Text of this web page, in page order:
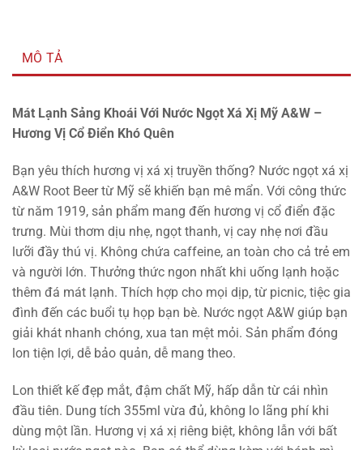
MÔ TẢ
Mát Lạnh Sảng Khoái Với Nước Ngọt Xá Xị Mỹ A&W –
Hương Vị Cổ Điển Khó Quên
Bạn yêu thích hương vị xá xị truyền thống? Nước ngọt xá xị
A&W Root Beer từ Mỹ sẽ khiến bạn mê mẩn. Với công thức
từ năm 1919, sản phẩm mang đến hương vị cổ điển đặc
trưng. Mùi thơm dịu nhẹ, ngọt thanh, vị cay nhẹ nơi đầu
lưỡi đầy thú vị. Không chứa caffeine, an toàn cho cả trẻ em
và người lớn. Thưởng thức ngon nhất khi uống lạnh hoặc
thêm đá mát lạnh. Thích hợp cho mọi dịp, từ picnic, tiệc gia
đình đến các buổi tụ họp bạn bè. Nước ngọt A&W giúp bạn
giải khát nhanh chóng, xua tan mệt mỏi. Sản phẩm đóng
lon tiện lợi, dễ bảo quản, dễ mang theo.
Lon thiết kế đẹp mắt, đậm chất Mỹ, hấp dẫn từ cái nhìn
đầu tiên. Dung tích 355ml vừa đủ, không lo lãng phí khi
dùng một lần. Hương vị xá xị riêng biệt, không lẫn với bất